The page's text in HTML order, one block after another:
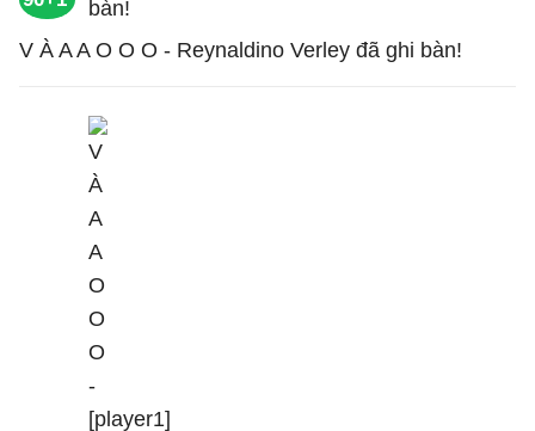
V À A A O O O - Reynaldino Verley đã ghi bàn!